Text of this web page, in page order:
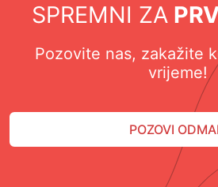
SPREMNI ZA
Pozovite nas, zakažite
vrijeme!
POZOVI